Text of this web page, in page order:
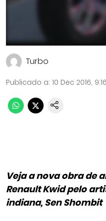
Turbo
Publicado a: 10 Dec 2016,
Veja a nova obra de
Renault Kwid pelo
indiana, Sen Shombit